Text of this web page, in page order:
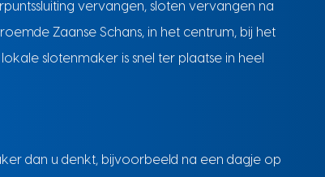
vervangen, sloten vervangen na
Zaanse Schans, in het centrum, bij het
slotenmaker is snel ter plaatse in heel
dan u denkt, bijvoorbeeld na een dagje op